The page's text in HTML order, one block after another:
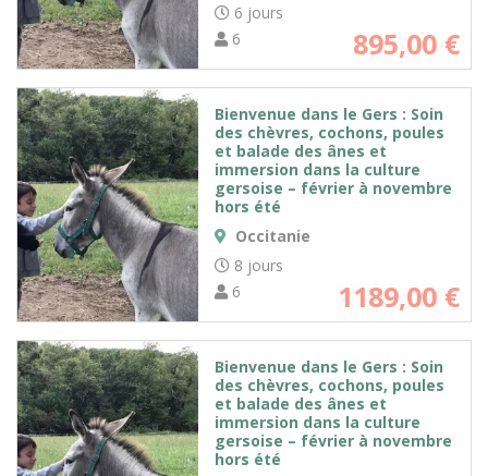
6 jours
6
895,00 €
Bienvenue dans le Gers : Soin
des chèvres, cochons, poules
et balade des ânes et
immersion dans la culture
gersoise – février à novembre
hors été
Occitanie
8 jours
6
1189,00 €
Bienvenue dans le Gers : Soin
des chèvres, cochons, poules
et balade des ânes et
immersion dans la culture
gersoise – février à novembre
hors été